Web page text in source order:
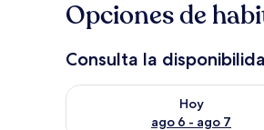
Opciones de
Consulta la
Hoy
ago 6 - ago 7
Consulta la disponibilidad